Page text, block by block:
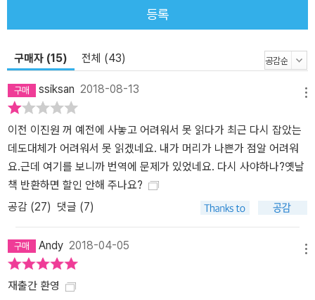
련해, 그리고 경제주체는 합리적이라는 단정과 관련해, 경제학에서
9년에 발표한 선택 모델인 전망 이론의 핵심 개념을 두 시스템 모델
인간의 다양한 선택을 다룬다. 여기서는 문제를 하나하나 따로 떼어
생각하는 안타까운 성향, 그리고 선택 문제에 나타나는 하찮은 특징
때문에 결정이 달라지는 틀짜기 효과를 설명한다. 시스템 1의 특징으
로 얼마든지 설명이 가능한 이런 현상이 기존 경제학이 두둔하는 합
리성에 정면으로 도전한다. 5부에서는 두 가지 자아, 즉 ‘경험하는 자
아’와 ‘기억하는 자아’의 차이점을 소개한다. 예를 들어, 우리는 ‘경험
자아’를 만족시키기 위해 떠난 여행에서 정작 재미있는 것은 어떤 것
도 하지 않고 오직 사진만 열심히 찍어댐으로써 ‘기억 자아’만 만족시
키는 경우가 있다. 우리는 훗날 어떤 일을 되새길지 선택할 때 자연스
럽게 기억 자아의 지도를 받는다. 이때 자신의 경험 자아를 불필요한
고통에 노출시키기도 한다. 이 두 자아는 우리의 ‘행복’을 측정하는 데
등록
구매자 (15) 전체 (43)
ssiksan 2018-08-13
이전 이진원 꺼 예전에 사놓고 어려워서 못 읽다가 최근 다시 잡았는
데도대체가 어려워서 못 읽겠네요. 내가 머리가 나쁜가 점알 어려워
요.근데 여기를 보니까 번역에 문제가 있었네요. 다시 사야하나?옛날
책 반환하면 할인 안해 주나요?
공감 (27) 댓글 (7)
Andy 2018-04-05
재출간 환영